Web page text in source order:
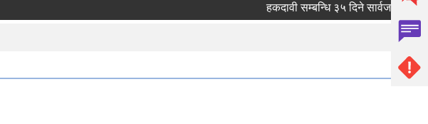
हकदावी सम्बन्धि ३५ दिने सार्वजनिक सूचना